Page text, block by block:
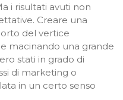
i risultati avuti non
Creare una
del vertice
macinando una grande
stati in grado di
di marketing o
in un certo senso